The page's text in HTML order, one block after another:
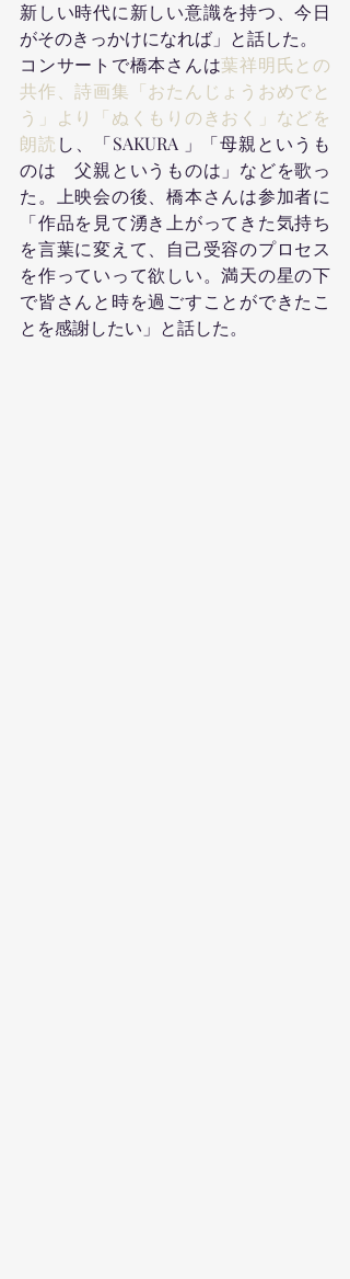
新しい時代に新しい意識を持つ、今日
がそのきっかけになれば」と話した。
コンサートで橋本さんは葉祥明氏との
共作、詩画集「おたんじょうおめでと
う」より「ぬくもりのきおく」などを
朗読 し、「SAKURA 」「母親というも
のは　父親というものは」などを歌っ
た。上映会の後、橋本さんは参加者に
「作品を見て湧き上がってきた気持ち
を言葉に変えて、自己受容のプロセス
を作っていって欲しい。満天の星の下
で皆さんと時を過ごすことができたこ
とを感謝したい」と話した。